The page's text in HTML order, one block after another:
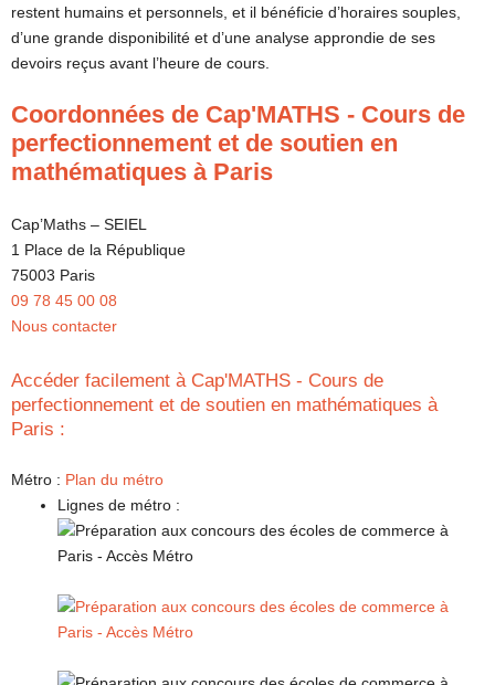
restent humains et personnels, et il bénéficie d’horaires souples,
d’une grande disponibilité et d’une analyse approndie de ses
devoirs reçus avant l’heure de cours.
Coordonnées de Cap'MATHS - Cours de
perfectionnement et de soutien en
mathématiques à Paris
Cap’Maths – SEIEL
1 Place de la République
75003 Paris
09 78 45 00 08
Nous contacter
Accéder facilement à Cap'MATHS - Cours de
perfectionnement et de soutien en mathématiques à
Paris :
Métro : Plan du métro
Lignes de métro :